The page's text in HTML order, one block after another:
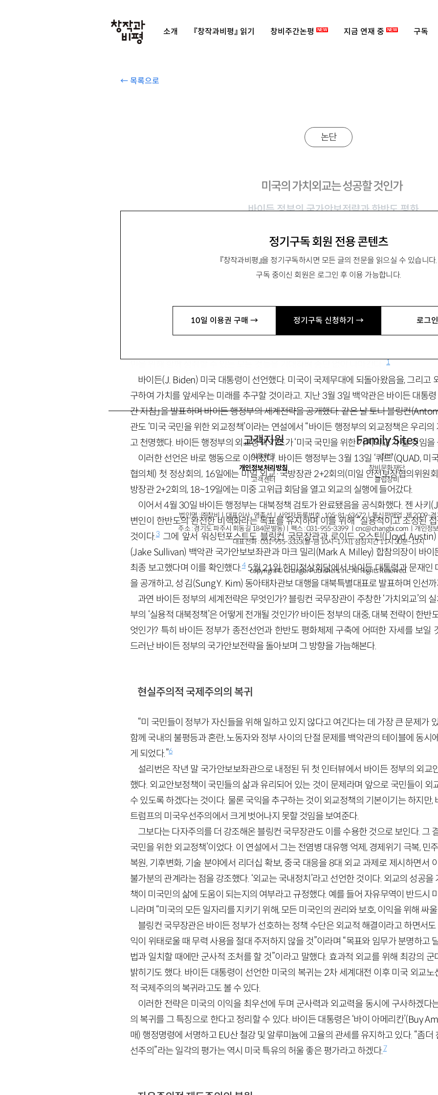
소개 『창작과비평』 읽기 창비주간논평 NEW 지금 연재 중 NEW 구독
← 목록으로
정기구독 회원 전용 콘텐츠
『창작과비평』을 정기구독하시면 모든 글의 전문을 읽으실 수 있습니다.
구독 중이신 회원은 로그인 후 이용 가능합니다.
10일 이용권 구매 → 정기구독 신청하기 → 로그
논단
미국의 가치외교는 성공할 것인가
바이든 정부의 국가안보전략과 한반도 평화
민을 위해 함께 성취할 수 있는 모든 것들을 기대하며 중단 없이 나아간다.”1
바이든(J. Biden) 미국 대통령이 선언했다. 미국이 국제무대에 되돌아왔음을, 그리고
구하여 가치를 앞세우는 미래를 추구할 것이라고. 지난 3월 3일 백악관은 바이든 대통령
간 지침」을 발표하며 바이든 행정부의 세계전략을 공개했다. 같은 날 토니 블링컨
관도 ‘미국 국민을 위한 외교정책’이라는 연설에서 “바이든 행정부의 외교정책은 우리
고 천명했다. 바이든 행정부의 외교정책 기조가 ‘미국 국민을 위한 가치외교’가 될 것임
이러한 선언은 바로 행동으로 이어졌다. 바이든 행정부는 3월 13일 ‘쿼드’(QUAD, 미
협의체) 첫 정상회의, 16일에는 미일 외교·국방장관 2+2회의(미일 안전보장협의위원
방장관 2+2회의, 18~19일에는 미중 고위급 회담을 열고 외교의 실행에 들어갔다.
이어서 4월 30일 바이든 행정부는 대북정책 검토가 완료됐음을 공식화했다. 젠 사
변인이 한반도의 완전한 비핵화라는 목표를 유지하며 이를 위해 “실용적이고 조정된
것이다.3그에 앞서 워싱턴포스트도 블링컨 국무장관과 로이드 오스틴(Lloyd
(Jake Sullivan) 백악관 국가안보보좌관과 마크 밀리(Mark A. Milley) 합참의장이 바이
최종 보고했다며 이를 확인했다.45월 21일 한미정상회담에서 바이든 대통령과 문재인
을 공개하고, 성 김(Sung Y. Kim) 동아태차관보 대행을 대북특별대표로 발표하며 인선
과연 바이든 정부의 세계전략은 무엇인가? 블링컨 국무장관이 주창한 ‘가치외교’의
부의 ‘실용적 대북정책’은 어떻게 전개될 것인가? 바이든 정부의 대중, 대북 전략이 한반
엇인가? 특히 바이든 정부가 종전선언과 한반도 평화체제 구축에 어떠한 자세를 보일
드러난 바이든 정부의 국가안보전략을 돌아보며 그 방향을 가늠해본다.
현실주의적 국제주의의 복귀
“미 국민들이 정부가 자신들을 위해 일하고 있지 않다고 여긴다는 데 가장 큰 문제가
함께 국내의 불평등과 혼란, 노동자와 정부 사이의 단절 문제를 백악관의 테이블에 동시
게 되었다.”6
설리번은 작년 말 국가안보보좌관으로 내정된 뒤 첫 인터뷰에서 바이든 정부의 외교
했다. 외교안보정책이 국민들의 삶과 유리되어 있는 것이 문제라며 앞으로 국민들이 외
수 있도록 하겠다는 것이다. 물론 국익을 추구하는 것이 외교정책의 기본이기는 하지만,
트럼프의 미국우선주의에서 크게 벗어나지 못할 것임을 보여준다.
그보다는 다자주의를 더 강조해온 블링컨 국무장관도 이를 수용한 것으로 보인다. 그
국민을 위한 외교정책’이었다. 이 연설에서 그는 전염병 대유행 억제, 경제위기 극복, 민
복원, 기후변화, 기술 분야에서 리더십 확보, 중국 대응을 8대 외교 과제로 제시하면서
불가분의 관계라는 점을 강조했다. ‘외교는 국내정치’라고 선언한 것이다. 외교의 성공
책이 미국민의 삶에 도움이 되는지의 여부라고 규정했다. 예를 들어 자유무역이 반드시
니라며 “미국의 모든 일자리를 지키기 위해, 모든 미국인의 권리와 보호, 이익을 위해 싸
블링컨 국무장관은 바이든 정부가 선호하는 정책 수단은 외교적 해결이라고 하면서
익이 위태로울 때 무력 사용을 절대 주저하지 않을 것”이라며 “목표와 임무가 분명하고
법과 일치할 때에만 군사적 조처를 할 것”이라고 말했다. 효과적 외교를 위해 최강의
밝히기도 했다. 바이든 대통령이 선언한 미국의 복귀는 2차 세계대전 이후 미국 외교
적 국제주의의 복귀라고도 볼 수 있다.
이러한 전략은 미국의 이익을 최우선에 두며 군사력과 외교력을 동시에 구사하겠다
의 복귀를 그 특징으로 한다고 정리할 수 있다. 바이든 대통령은 ‘바이 아메리칸’(Buy
매) 행정명령에 서명하고 EU산 철강 및 알루미늄에 고율의 관세를 유지하고 있다. “좀
선주의”라는 일각의 평가는 역시 미국 특유의 허울 좋은 평가라고 하겠다.7
고객지원
이용약관
개인정보처리방침
고객센터
Family Sites
창비
창비문화재단
클럽창비
법인명 : ㈜창비ㅣ대표이사 : 염종선ㅣ사업자등록번호 : 105-81-63672ㅣ통신판매업 : 제 2009-
주소 : 경기도 파주시 회동길 184(문발동)ㅣ팩스 : 031-955-3399 ㅣcnc@changbi.com ㅣ개인정
대표전화 : 031-955-3333(월~금 10시~17시), 점심시간 11시 30분~13시
copyright © Changbi Publishers, inc. All Rights Reserved.